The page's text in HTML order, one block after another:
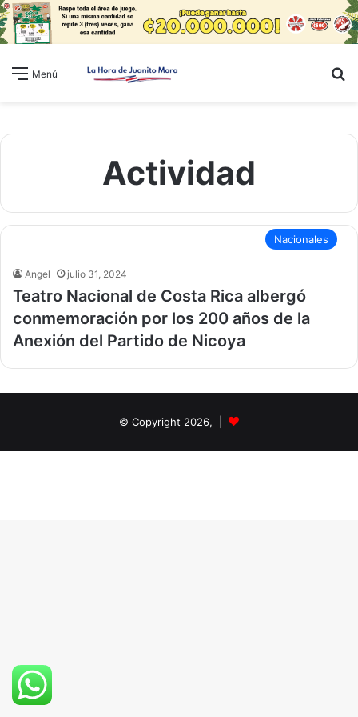
Menú
Actividad
Nacionales
Angel julio 31, 2024
Teatro Nacional de Costa Rica albergó
conmemoración por los 200 años de la
Anexión del Partido de Nicoya
© Copyright 2026, |